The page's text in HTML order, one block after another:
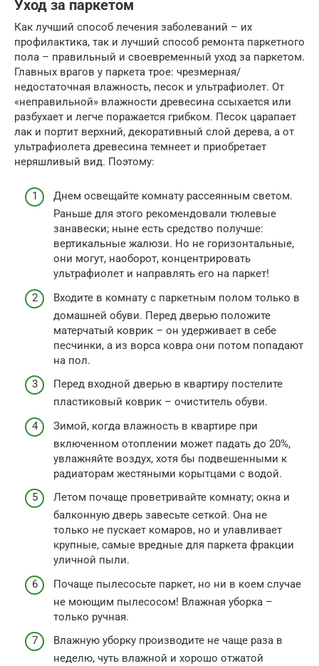
Уход за паркетом
Как лучший способ лечения заболеваний – их
профилактика, так и лучший способ ремонта паркетного
пола – правильный и своевременный уход за паркетом.
Главных врагов у паркета трое: чрезмерная/
недостаточная влажность, песок и ультрафиолет. От
«неправильной» влажности древесина ссыхается или
разбухает и легче поражается грибком. Песок царапает
лак и портит верхний, декоративный слой дерева, а от
ультрафиолета древесина темнеет и приобретает
неряшливый вид. Поэтому:
Днем освещайте комнату рассеянным светом.
Раньше для этого рекомендовали тюлевые
занавески; ныне есть средство получше:
вертикальные жалюзи. Но не горизонтальные,
они могут, наоборот, концентрировать
ультрафиолет и направлять его на паркет!
Входите в комнату с паркетным полом только в
домашней обуви. Перед дверью положите
матерчатый коврик – он удерживает в себе
песчинки, а из ворса ковра они потом попадают
на пол.
Перед входной дверью в квартиру постелите
пластиковый коврик – очиститель обуви.
Зимой, когда влажность в квартире при
включенном отоплении может падать до 20%,
увлажняйте воздух, хотя бы подвешенными к
радиаторам жестяными корытцами с водой.
Летом почаще проветривайте комнату; окна и
балконную дверь завесьте сеткой. Она не
только не пускает комаров, но и улавливает
крупные, самые вредные для паркета фракции
уличной пыли.
Почаще пылесосьте паркет, но ни в коем случае
не моющим пылесосом! Влажная уборка –
только ручная.
Влажную уборку производите не чаще раза в
неделю, чуть влажной и хорошо отжатой